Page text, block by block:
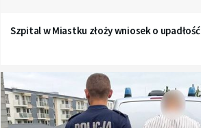
Szpital w Miastku złoży wniosek o upadłość